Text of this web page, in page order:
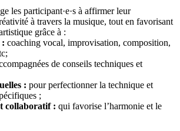
les participant·e·s à affirmer leur
à travers la musique, tout en favorisant
grâce à :
: coaching vocal, improvisation, composition,
de conseils techniques et
: pour perfectionner la technique et
;
collaboratif : qui favorise l’harmonie et le